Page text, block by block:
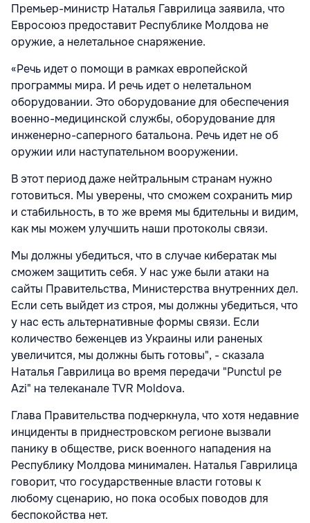
Премьер-министр Наталья Гаврилица заявила, что
Евросоюз предоставит Республике Молдова не
оружие, а нелетальное снаряжение.
«Речь идет о помощи в рамках европейской
программы мира. И речь идет о нелетальном
оборудовании. Это оборудование для обеспечения
военно-медицинской службы, оборудование для
инженерно-саперного батальона. Речь идет не об
оружии или наступательном вооружении.
В этот период даже нейтральным странам нужно
готовиться. Мы уверены, что сможем сохранить мир
и стабильность, в то же время мы бдительны и видим,
как мы можем улучшить наши протоколы связи.
Мы должны убедиться, что в случае кибератак мы
сможем защитить себя. У нас уже были атаки на
сайты Правительства, Министерства внутренних дел.
Если сеть выйдет из строя, мы должны убедиться, что
у нас есть альтернативные формы связи. Если
количество беженцев из Украины или раненых
увеличится, мы должны быть готовы", - сказала
Наталья Гаврилица во время передачи "Punctul pe
Azi" на телеканале TVR Moldova.
Глава Правительства подчеркнула, что хотя недавние
инциденты в приднестровском регионе вызвали
панику в обществе, риск военного нападения на
Республику Молдова минимален. Наталья Гаврилица
говорит, что государственные власти готовы к
любому сценарию, но пока особых поводов для
беспокойства нет.